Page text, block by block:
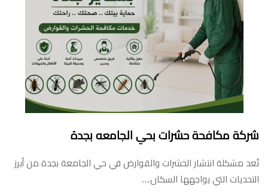
شركة مكافحة حشرات بحي الجامعه بجدة
تُعد مشكلة انتشار الحشرات والقوارض في حي الجامعة بجدة من أبرز
التحديات التي يواجهها السكان…